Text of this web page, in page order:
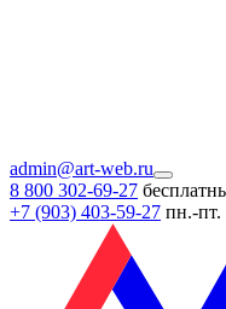
admin@art-web.ru
8 800 302-69-27
+7 (903) 403-59-27 пн.-пт.